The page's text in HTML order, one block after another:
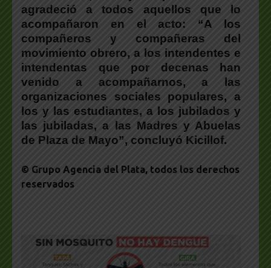
agradeció a todos aquellos que lo
acompañaron en el acto: “A los
compañeros y compañeras del
movimiento obrero, a los intendentes e
intendentas que por decenas han
venido a acompañarnos, a las
organizaciones sociales populares, a
los y las estudiantes, a los jubilados y
las jubiladas, a las Madres y Abuelas
de Plaza de Mayo”, concluyó Kicillof.
© Grupo Agencia del Plata, todos los derechos
reservados